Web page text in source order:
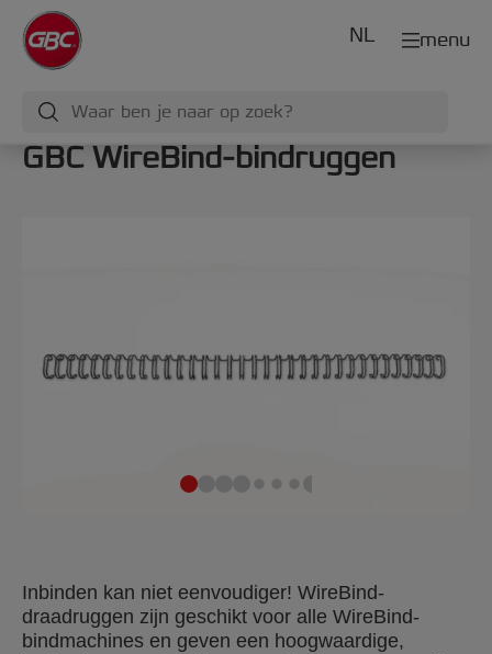
menu
NL
GBC WireBind-bindruggen
Inbinden kan niet eenvoudiger! WireBind-
draadruggen zijn geschikt voor alle WireBind-
bindmachines en geven een hoogwaardige,